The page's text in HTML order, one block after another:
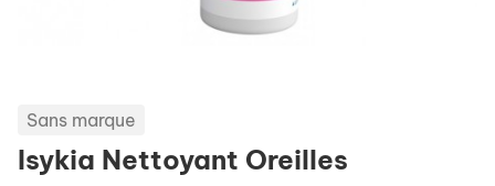
Sans marque
Isykia Nettoyant Oreilles